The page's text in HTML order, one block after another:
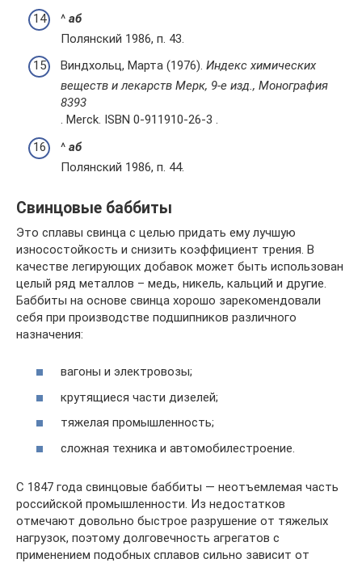
^ аб
Полянский 1986, п. 43.
Виндхольц, Марта (1976). Индекс химических
веществ и лекарств Мерк, 9-е изд., Монография
8393
. Merck. ISBN 0-911910-26-3 .
^ аб
Полянский 1986, п. 44.
Свинцовые баббиты
Это сплавы свинца с целью придать ему лучшую
износостойкость и снизить коэффициент трения. В
качестве легирующих добавок может быть использован
целый ряд металлов – медь, никель, кальций и другие.
Баббиты на основе свинца хорошо зарекомендовали
себя при производстве подшипников различного
назначения:
вагоны и электровозы;
крутящиеся части дизелей;
тяжелая промышленность;
сложная техника и автомобилестроение.
С 1847 года свинцовые баббиты — неотъемлемая часть
российской промышленности. Из недостатков
отмечают довольно быстрое разрушение от тяжелых
нагрузок, поэтому долговечность агрегатов с
применением подобных сплавов сильно зависит от